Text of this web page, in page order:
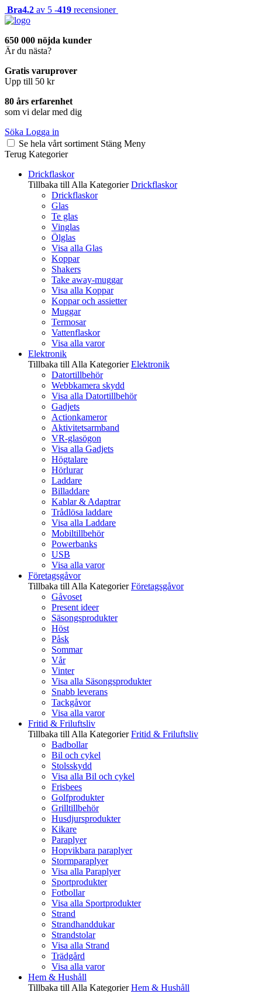
Bra4.2 av 5 -419 recensioner
650 000 nöjda kunder
Är du nästa?
Gratis varuprover
Upp till 50 kr
80 års erfarenhet
som vi delar med dig
Söka Logga in
Se hela vårt sortiment Stäng Meny
Terug Kategorier
Drickflaskor
Tillbaka till Alla Kategorier Drickflaskor
Drickflaskor
Glas
Te glas
Vinglas
Ölglas
Visa alla Glas
Koppar
Shakers
Take away-muggar
Visa alla Koppar
Koppar och assietter
Muggar
Termosar
Vattenflaskor
Visa alla varor
Elektronik
Tillbaka till Alla Kategorier Elektronik
Datortillbehör
Webbkamera skydd
Visa alla Datortillbehör
Gadjets
Actionkameror
Aktivitetsarmband
VR-glasögon
Visa alla Gadjets
Högtalare
Hörlurar
Laddare
Billaddare
Kablar & Adaptrar
Trådlösa laddare
Visa alla Laddare
Mobiltillbehör
Powerbanks
USB
Visa alla varor
Företagsgåvor
Tillbaka till Alla Kategorier Företagsgåvor
Gåvoset
Present ideer
Säsongsprodukter
Höst
Påsk
Sommar
Vår
Vinter
Visa alla Säsongsprodukter
Snabb leverans
Tackgåvor
Visa alla varor
Fritid & Friluftsliv
Tillbaka till Alla Kategorier Fritid & Friluftsliv
Badbollar
Bil och cykel
Stolsskydd
Visa alla Bil och cykel
Frisbees
Golfprodukter
Grilltillbehör
Husdjursprodukter
Kikare
Paraplyer
Hopvikbara paraplyer
Stormparaplyer
Visa alla Paraplyer
Sportprodukter
Fotbollar
Visa alla Sportprodukter
Strand
Strandhanddukar
Strandstolar
Visa alla Strand
Trädgård
Visa alla varor
Hem & Hushåll
Tillbaka till Alla Kategorier Hem & Hushåll